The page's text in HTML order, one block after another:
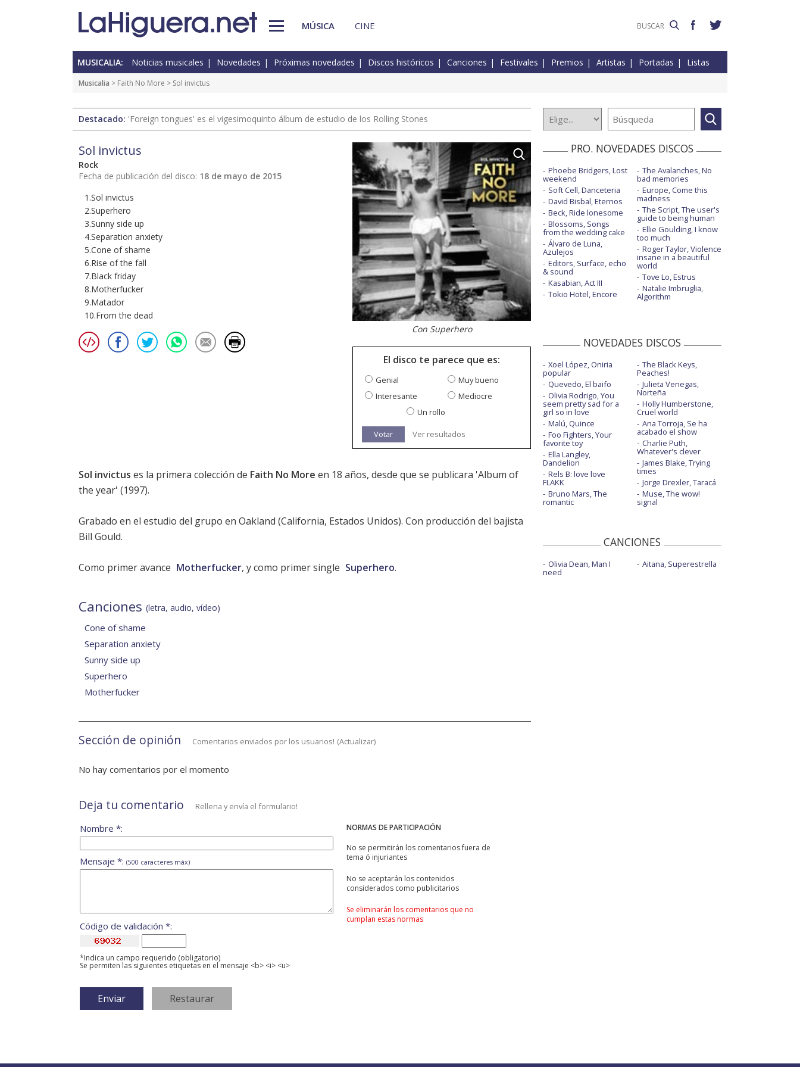
MÚSICA CINE
MUSICALIA: Noticias musicales Novedades Próximas novedades Discos históricos Canciones Festivales Premios Artistas Portadas Listas
Musicalia > Faith No More > Sol invictus
Destacado: 'Foreign tongues' es el vigesimoquinto álbum de estudio de los Rolling Stones
Sol invictus
Rock
Fecha de publicación del disco: 18 de mayo de 2015
1.Sol invictus
2.Superhero
3.Sunny side up
4.Separation anxiety
5.Cone of shame
6.Rise of the fall
7.Black friday
8.Motherfucker
9.Matador
10.From the dead
Con Superhero
El disco te parece que es:
Genial
Muy bueno
Interesante
Mediocre
Un rollo
Votar Ver resultados
Sol invictus es la primera colección de Faith No More en 18 años, desde que se publicara 'Album of
the year' (1997).
Grabado en el estudio del grupo en Oakland (California, Estados Unidos). Con producción del bajista
Bill Gould.
Como primer avance Motherfucker, y como primer single Superhero.
Canciones (letra, audio, vídeo)
Cone of shame
Separation anxiety
Sunny side up
Superhero
Motherfucker
Sección de opinión Comentarios enviados por los usuarios! (Actualizar)
No hay comentarios por el momento
Deja tu comentario Rellena y envía el formulario!
NORMAS DE PARTICIPACIÓN
No se permitirán los comentarios fuera de
tema ó injuriantes
No se aceptarán los contenidos
considerados como publicitarios
Se eliminarán los comentarios que no
cumplan estas normas
Nombre *:
Mensaje *: (500 caracteres máx)
Código de validación *:
*Indica un campo requerido (obligatorio)
Se permiten las siguientes etiquetas en el mensaje <b> <i> <u>
PRO. NOVEDADES DISCOS
Phoebe Bridgers, Lost
weekend
Soft Cell, Danceteria
David Bisbal, Eternos
Beck, Ride lonesome
Blossoms, Songs
from the wedding cake
Álvaro de Luna,
Azulejos
Editors, Surface, echo
& sound
Kasabian, Act III
Tokio Hotel, Encore
The Avalanches, No
bad memories
Europe, Come this
madness
The Script, The user's
guide to being human
Ellie Goulding, I know
too much
Roger Taylor, Violence
insane in a beautiful
world
Tove Lo, Estrus
Natalie Imbruglia,
Algorithm
NOVEDADES DISCOS
Xoel López, Oniria
popular
Quevedo, El baifo
Olivia Rodrigo, You
seem pretty sad for a
girl so in love
Malú, Quince
Foo Fighters, Your
favorite toy
Ella Langley,
Dandelion
Rels B: love love
FLAKK
Bruno Mars, The
romantic
The Black Keys,
Peaches!
Julieta Venegas,
Norteña
Holly Humberstone,
Cruel world
Ana Torroja, Se ha
acabado el show
Charlie Puth,
Whatever's clever
James Blake, Trying
times
Jorge Drexler, Taracá
Muse, The wow!
signal
CANCIONES
Olivia Dean, Man I
need
Aitana, Superestrella